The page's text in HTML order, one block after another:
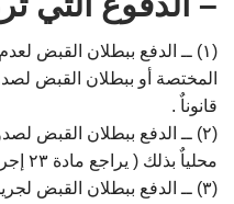
(۱) ــ الدفع ببطلان القبض
المختصة أو ببطلان القبض
قانوناٌ .
(۲) ــ الدفع ببطلان
محلياٌ بذلك ( يراجع مادة ۲۳ إجراءات جنائية ) .
(۳) ــ الدفع ببطلان القبض لجريمة مستقبلية .